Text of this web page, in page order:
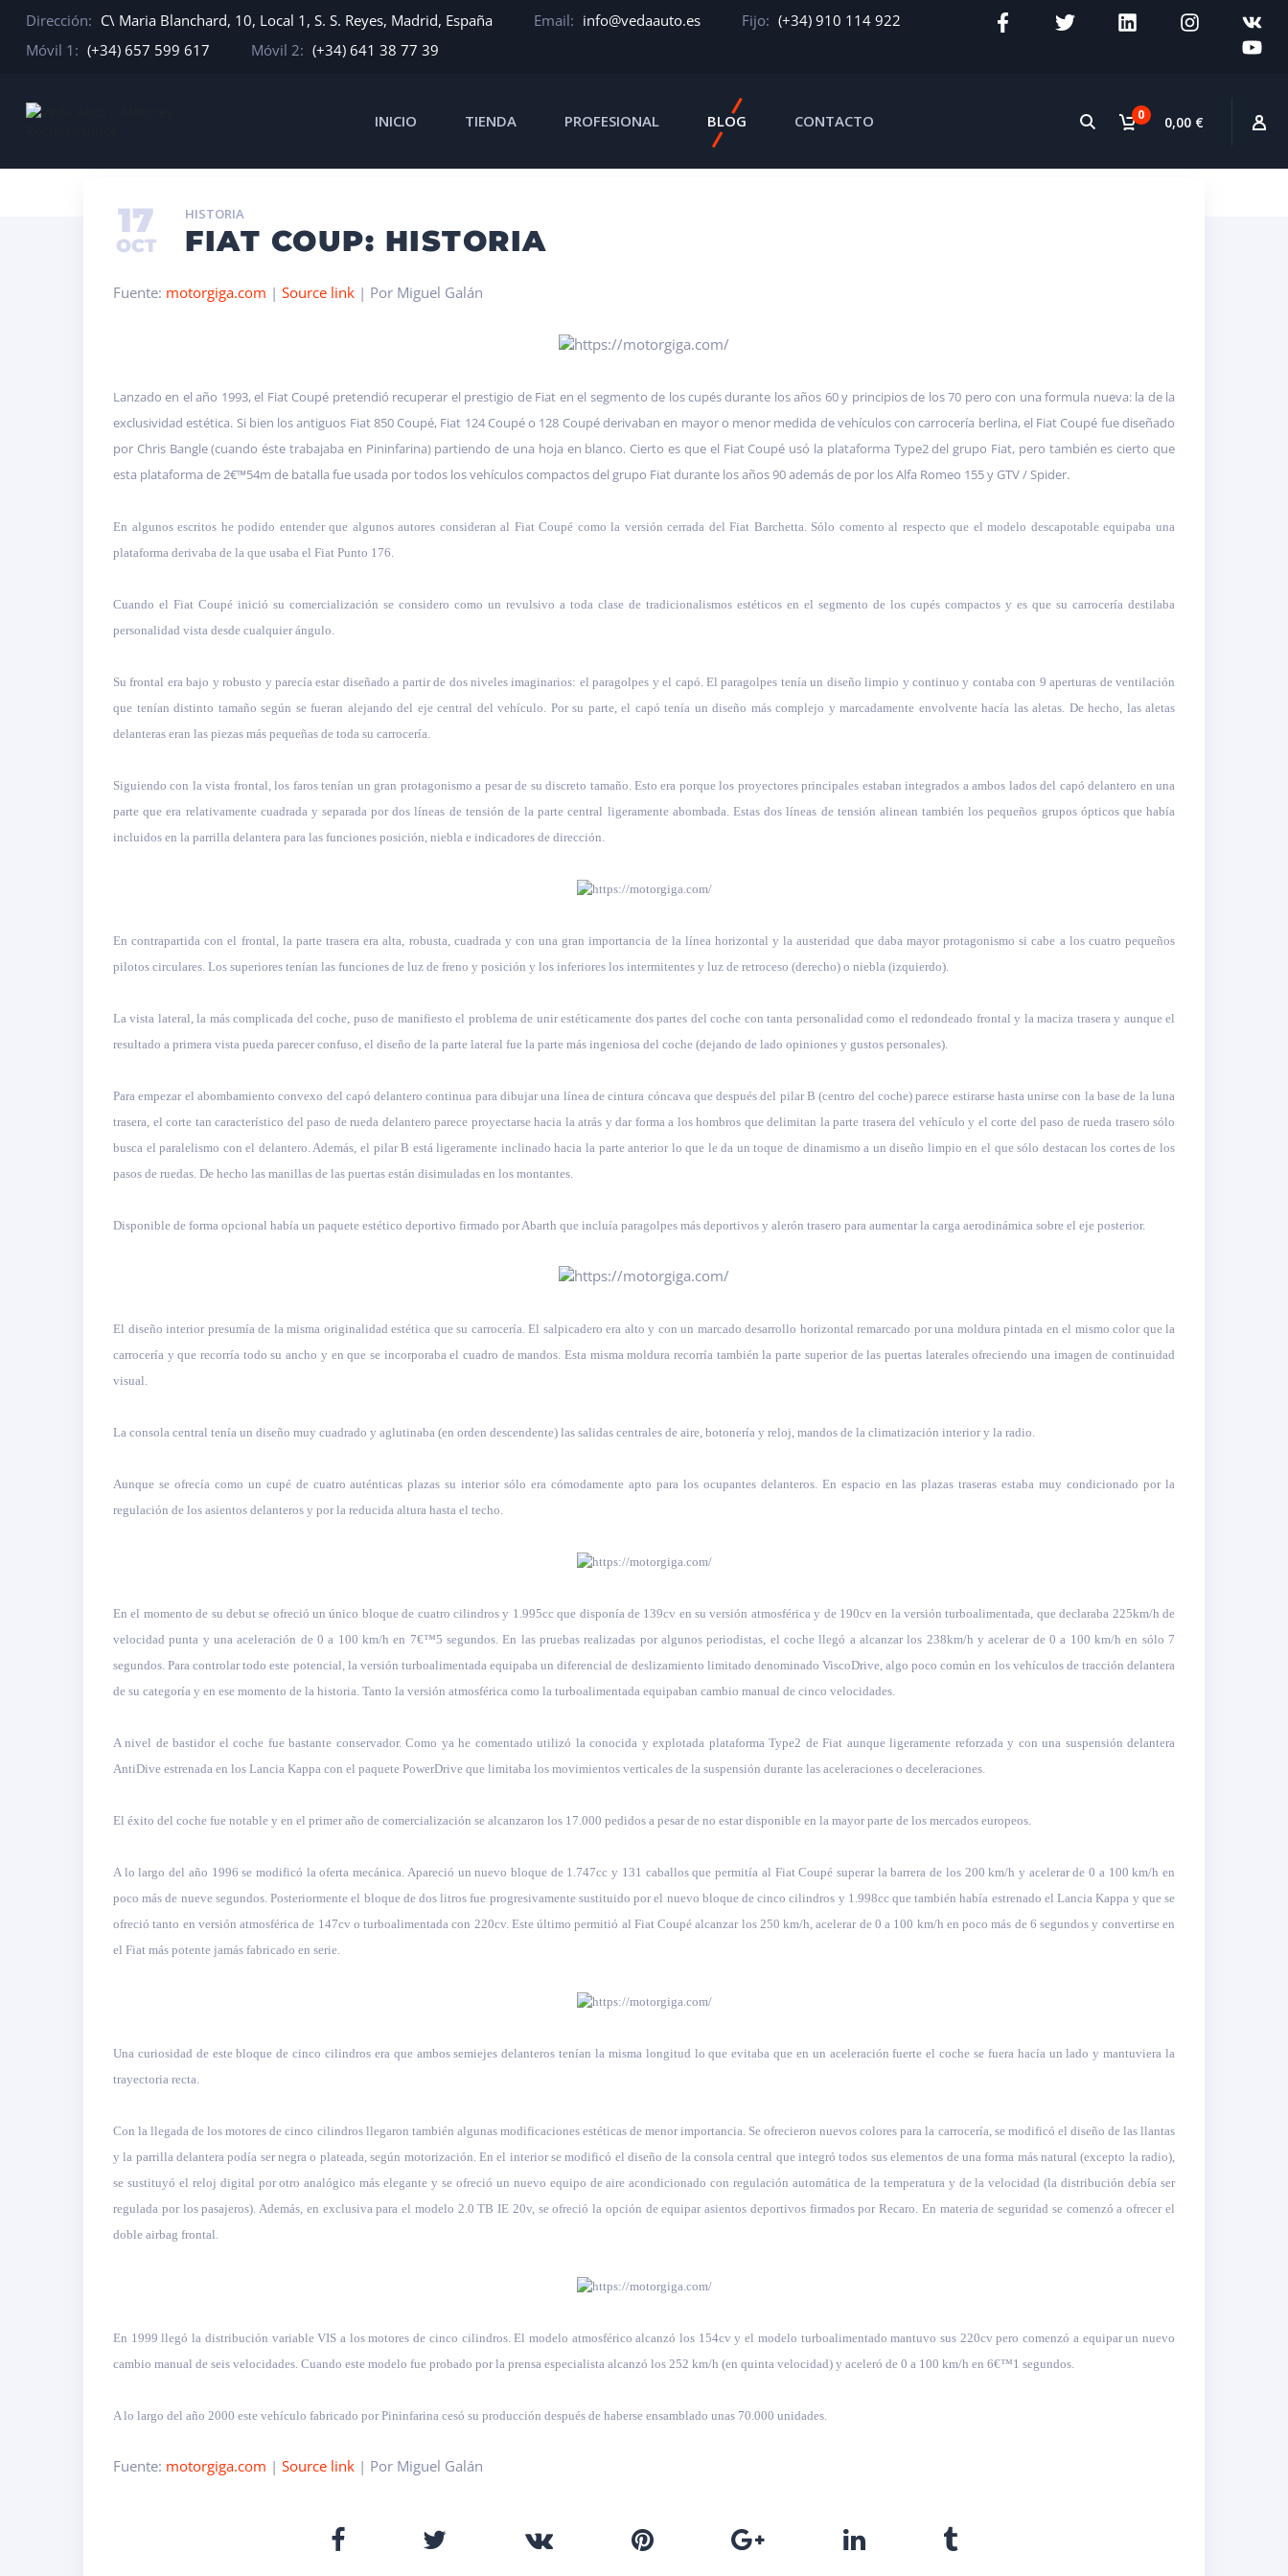
Dirección: C\ Maria Blanchard, 10, Local 1, S. S. Reyes, Madrid, España Email: info@vedaauto.es Fijo: (+34) 910 114 922
Móvil 1: (+34) 657 599 617 Móvil 2: (+34) 641 38 77 39
0 0,00 €
INICIO TIENDA PROFESIONAL BLOG CONTACTO
HISTORIA
FIAT COUP: HISTORIA
17
OCT
Fuente: motorgiga.com | Source link | Por Miguel Galán
Lanzado en el año 1993, el Fiat Coupé pretendió recuperar el prestigio de Fiat en el segmento de los cupés durante los años 60 y principios de los 70 pero con una formula nueva: la de la
exclusividad estética. Si bien los antiguos Fiat 850 Coupé, Fiat 124 Coupé o 128 Coupé derivaban en mayor o menor medida de vehículos con carrocería berlina, el Fiat Coupé fue diseñado
por Chris Bangle (cuando éste trabajaba en Pininfarina) partiendo de una hoja en blanco. Cierto es que el Fiat Coupé usó la plataforma Type2 del grupo Fiat, pero también es cierto que
esta plataforma de 2€™54m de batalla fue usada por todos los vehículos compactos del grupo Fiat durante los años 90 además de por los Alfa Romeo 155 y GTV / Spider.
En algunos escritos he podido entender que algunos autores consideran al Fiat Coupé como la versión cerrada del Fiat Barchetta. Sólo comento al respecto que el modelo descapotable equipaba una
plataforma derivaba de la que usaba el Fiat Punto 176.
Cuando el Fiat Coupé inició su comercialización se considero como un revulsivo a toda clase de tradicionalismos estéticos en el segmento de los cupés compactos y es que su carrocería destilaba
personalidad vista desde cualquier ángulo.
Su frontal era bajo y robusto y parecía estar diseñado a partir de dos niveles imaginarios: el paragolpes y el capó. El paragolpes tenía un diseño limpio y continuo y contaba con 9 aperturas de ventilación
que tenían distinto tamaño según se fueran alejando del eje central del vehículo. Por su parte, el capó tenía un diseño más complejo y marcadamente envolvente hacía las aletas. De hecho, las aletas
delanteras eran las piezas más pequeñas de toda su carrocería.
Siguiendo con la vista frontal, los faros tenían un gran protagonismo a pesar de su discreto tamaño. Esto era porque los proyectores principales estaban integrados a ambos lados del capó delantero en una
parte que era relativamente cuadrada y separada por dos líneas de tensión de la parte central ligeramente abombada. Estas dos líneas de tensión alinean también los pequeños grupos ópticos que había
incluidos en la parrilla delantera para las funciones posición, niebla e indicadores de dirección.
En contrapartida con el frontal, la parte trasera era alta, robusta, cuadrada y con una gran importancia de la línea horizontal y la austeridad que daba mayor protagonismo si cabe a los cuatro pequeños
pilotos circulares. Los superiores tenían las funciones de luz de freno y posición y los inferiores los intermitentes y luz de retroceso (derecho) o niebla (izquierdo).
La vista lateral, la más complicada del coche, puso de manifiesto el problema de unir estéticamente dos partes del coche con tanta personalidad como el redondeado frontal y la maciza trasera y aunque el
resultado a primera vista pueda parecer confuso, el diseño de la parte lateral fue la parte más ingeniosa del coche (dejando de lado opiniones y gustos personales).
Para empezar el abombamiento convexo del capó delantero continua para dibujar una línea de cintura cóncava que después del pilar B (centro del coche) parece estirarse hasta unirse con la base de la luna
trasera, el corte tan característico del paso de rueda delantero parece proyectarse hacia la atrás y dar forma a los hombros que delimitan la parte trasera del vehículo y el corte del paso de rueda trasero sólo
busca el paralelismo con el delantero. Además, el pilar B está ligeramente inclinado hacia la parte anterior lo que le da un toque de dinamismo a un diseño limpio en el que sólo destacan los cortes de los
pasos de ruedas. De hecho las manillas de las puertas están disimuladas en los montantes.
Disponible de forma opcional había un paquete estético deportivo firmado por Abarth que incluía paragolpes más deportivos y alerón trasero para aumentar la carga aerodinámica sobre el eje posterior.
El diseño interior presumía de la misma originalidad estética que su carrocería. El salpicadero era alto y con un marcado desarrollo horizontal remarcado por una moldura pintada en el mismo color que la
carrocería y que recorría todo su ancho y en que se incorporaba el cuadro de mandos. Esta misma moldura recorría también la parte superior de las puertas laterales ofreciendo una imagen de continuidad
visual.
La consola central tenía un diseño muy cuadrado y aglutinaba (en orden descendente) las salidas centrales de aire, botonería y reloj, mandos de la climatización interior y la radio.
Aunque se ofrecía como un cupé de cuatro auténticas plazas su interior sólo era cómodamente apto para los ocupantes delanteros. En espacio en las plazas traseras estaba muy condicionado por la
regulación de los asientos delanteros y por la reducida altura hasta el techo.
En el momento de su debut se ofreció un único bloque de cuatro cilindros y 1.995cc que disponía de 139cv en su versión atmosférica y de 190cv en la versión turboalimentada, que declaraba 225km/h de
velocidad punta y una aceleración de 0 a 100 km/h en 7€™5 segundos. En las pruebas realizadas por algunos periodistas, el coche llegó a alcanzar los 238km/h y acelerar de 0 a 100 km/h en sólo 7
segundos. Para controlar todo este potencial, la versión turboalimentada equipaba un diferencial de deslizamiento limitado denominado ViscoDrive, algo poco común en los vehículos de tracción delantera
de su categoría y en ese momento de la historia. Tanto la versión atmosférica como la turboalimentada equipaban cambio manual de cinco velocidades.
A nivel de bastidor el coche fue bastante conservador. Como ya he comentado utilizó la conocida y explotada plataforma Type2 de Fiat aunque ligeramente reforzada y con una suspensión delantera
AntiDive estrenada en los Lancia Kappa con el paquete PowerDrive que limitaba los movimientos verticales de la suspensión durante las aceleraciones o deceleraciones.
El éxito del coche fue notable y en el primer año de comercialización se alcanzaron los 17.000 pedidos a pesar de no estar disponible en la mayor parte de los mercados europeos.
A lo largo del año 1996 se modificó la oferta mecánica. Apareció un nuevo bloque de 1.747cc y 131 caballos que permitía al Fiat Coupé superar la barrera de los 200 km/h y acelerar de 0 a 100 km/h en
poco más de nueve segundos. Posteriormente el bloque de dos litros fue progresivamente sustituido por el nuevo bloque de cinco cilindros y 1.998cc que también había estrenado el Lancia Kappa y que se
ofreció tanto en versión atmosférica de 147cv o turboalimentada con 220cv. Este último permitió al Fiat Coupé alcanzar los 250 km/h, acelerar de 0 a 100 km/h en poco más de 6 segundos y convertirse en
el Fiat más potente jamás fabricado en serie.
Una curiosidad de este bloque de cinco cilindros era que ambos semiejes delanteros tenían la misma longitud lo que evitaba que en un aceleración fuerte el coche se fuera hacía un lado y mantuviera la
trayectoria recta.
Con la llegada de los motores de cinco cilindros llegaron también algunas modificaciones estéticas de menor importancia. Se ofrecieron nuevos colores para la carrocería, se modificó el diseño de las llantas
y la parrilla delantera podía ser negra o plateada, según motorización. En el interior se modificó el diseño de la consola central que integró todos sus elementos de una forma más natural (excepto la radio),
se sustituyó el reloj digital por otro analógico más elegante y se ofreció un nuevo equipo de aire acondicionado con regulación automática de la temperatura y de la velocidad (la distribución debía ser
regulada por los pasajeros). Además, en exclusiva para el modelo 2.0 TB IE 20v, se ofreció la opción de equipar asientos deportivos firmados por Recaro. En materia de seguridad se comenzó a ofrecer el
doble airbag frontal.
En 1999 llegó la distribución variable VIS a los motores de cinco cilindros. El modelo atmosférico alcanzó los 154cv y el modelo turboalimentado mantuvo sus 220cv pero comenzó a equipar un nuevo
cambio manual de seis velocidades. Cuando este modelo fue probado por la prensa especialista alcanzó los 252 km/h (en quinta velocidad) y aceleró de 0 a 100 km/h en 6€™1 segundos.
A lo largo del año 2000 este vehículo fabricado por Pininfarina cesó su producción después de haberse ensamblado unas 70.000 unidades.
Fuente: motorgiga.com | Source link | Por Miguel Galán